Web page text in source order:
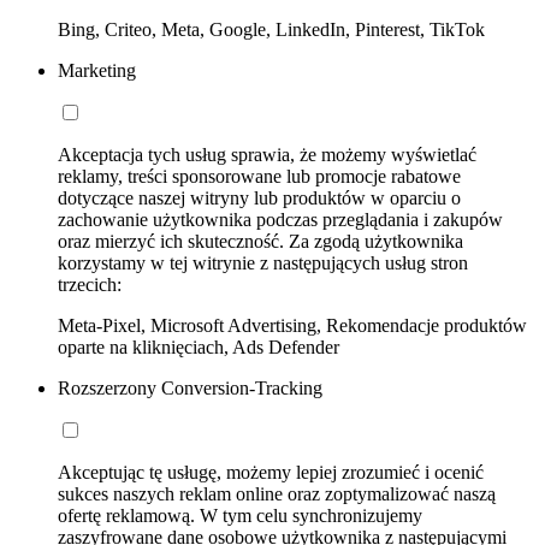
Bing, Criteo, Meta, Google, LinkedIn, Pinterest, TikTok
Marketing
Akceptacja tych usług sprawia, że możemy wyświetlać
reklamy, treści sponsorowane lub promocje rabatowe
dotyczące naszej witryny lub produktów w oparciu o
zachowanie użytkownika podczas przeglądania i zakupów
oraz mierzyć ich skuteczność. Za zgodą użytkownika
korzystamy w tej witrynie z następujących usług stron
trzecich:
Meta-Pixel, Microsoft Advertising, Rekomendacje produktów
oparte na kliknięciach, Ads Defender
Rozszerzony Conversion-Tracking
Akceptując tę usługę, możemy lepiej zrozumieć i ocenić
sukces naszych reklam online oraz zoptymalizować naszą
ofertę reklamową. W tym celu synchronizujemy
zaszyfrowane dane osobowe użytkownika z następującymi